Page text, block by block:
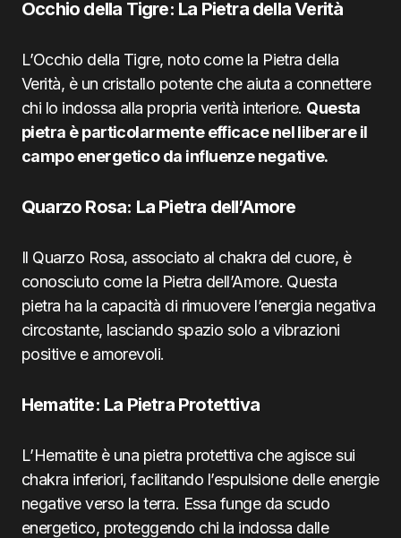
Occhio della Tigre: La Pietra della Verità
L’Occhio della Tigre, noto come la Pietra della
Verità, è un cristallo potente che aiuta a connettere
chi lo indossa alla propria verità interiore. Questa
pietra è particolarmente efficace nel liberare il
campo energetico da influenze negative.
Quarzo Rosa: La Pietra dell’Amore
Il Quarzo Rosa, associato al chakra del cuore, è
conosciuto come la Pietra dell’Amore. Questa
pietra ha la capacità di rimuovere l’energia negativa
circostante, lasciando spazio solo a vibrazioni
positive e amorevoli.
Hematite: La Pietra Protettiva
L’Hematite è una pietra protettiva che agisce sui
chakra inferiori, facilitando l’espulsione delle energie
negative verso la terra. Essa funge da scudo
energetico, proteggendo chi la indossa dalle